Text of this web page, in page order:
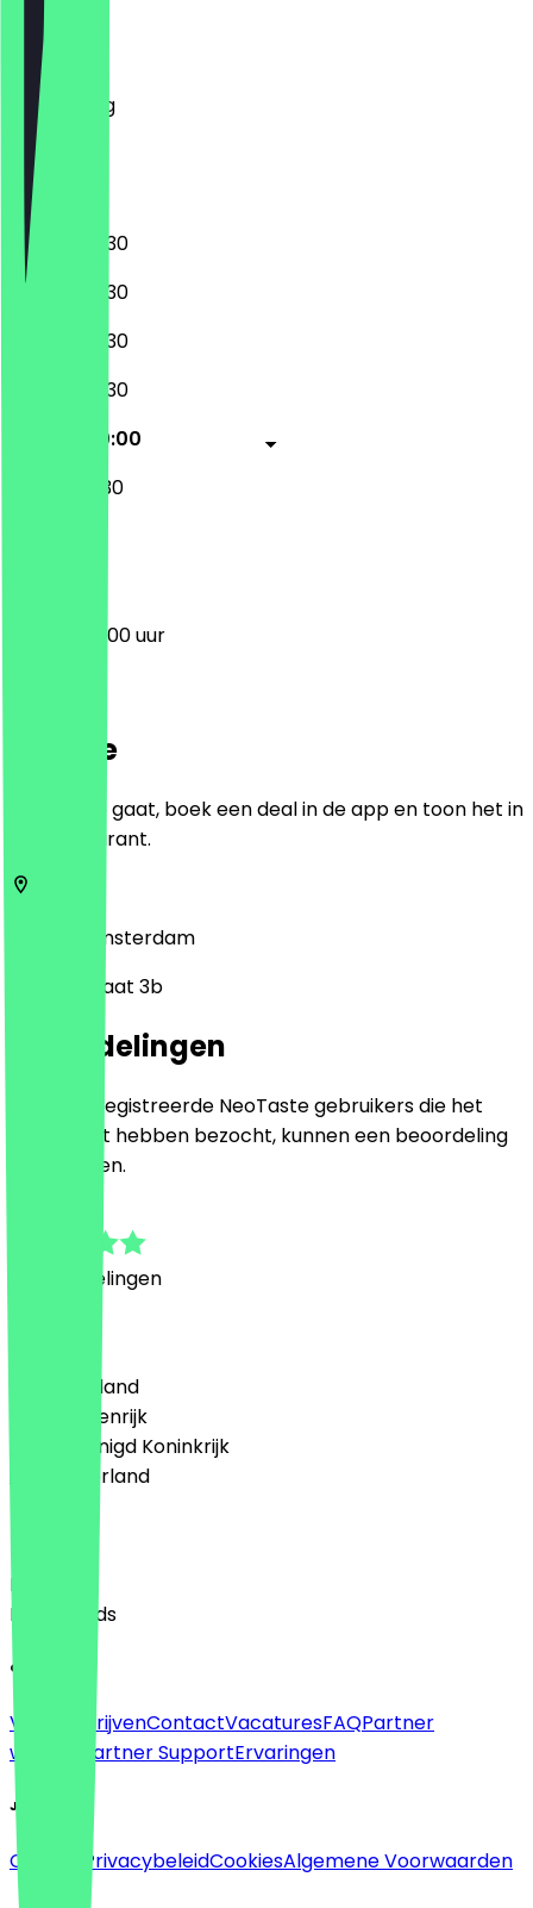
Maandag
Dinsdag
Woensdag
Donderdag
Vrijdag
Zaterdag
Zondag
08:00 - 22:30
08:00 - 22:30
08:00 - 22:30
08:00 - 22:30
08:00 - 20:00
08:30 - 17:30
08:00 - 20:00 uur
Locatie
Voordat je gaat, boek een deal in de app en toon het in
het restaurant.
Amsterdam
Wibautstraat 3b
Beoordelingen
Alleen geregistreerde NeoTaste gebruikers die het
restaurant hebben bezocht, kunnen een beoordeling
achterlaten.
Beoordelingen
🇩🇪 Duitsland
🇦🇹 Oostenrijk
🇬🇧 Verenigd Koninkrijk
🇳🇱 Nederland
Taal
English
Nederlands
Over
Voor bedrijvenContactVacaturesFAQPartner
worden
Partner SupportErvaringen
Juridisch
Colofon PrivacybeleidCookiesAlgemene Voorwaarden